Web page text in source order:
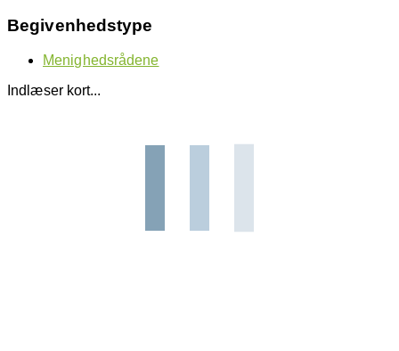
Begivenhedstype
Menighedsrådene
Indlæser kort...